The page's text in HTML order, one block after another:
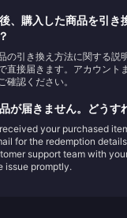
、購入した商品を引き
の引き換え方法に関する説
直接届きます。アカウント
確認ください。
が届きません。どうす
your purchased
for the redemption
support team with
issue promptly.